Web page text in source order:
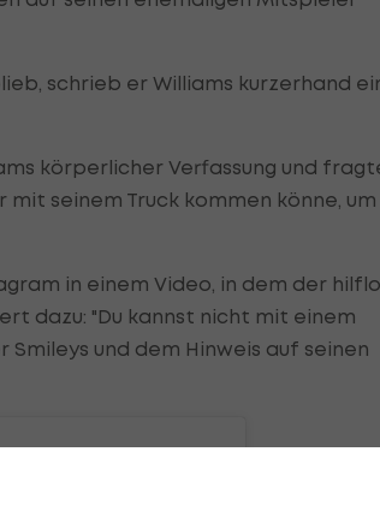
schrieb er Williams kurzerhand
körperlicher Verfassung und
seinem Truck kommen könne, um
in einem Video, in dem der
dazu: "Du kannst nicht mit einem
und dem Hinweis auf seinen